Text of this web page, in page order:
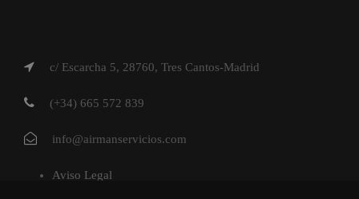
c/ Escarcha 5, 28760, Tres Cantos-Madrid
(+34) 665 572 839
info@airmanservicios.com
Aviso Legal